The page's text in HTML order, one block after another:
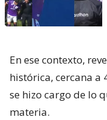
En ese contexto,
histórica, cercana a
se hizo cargo de lo
materia.